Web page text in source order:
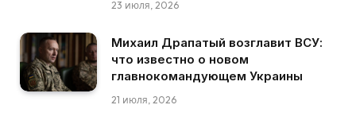
23 июля, 2026
Михаил Драпатый возглавит ВСУ:
что известно о новом
главнокомандующем Украины
21 июля, 2026